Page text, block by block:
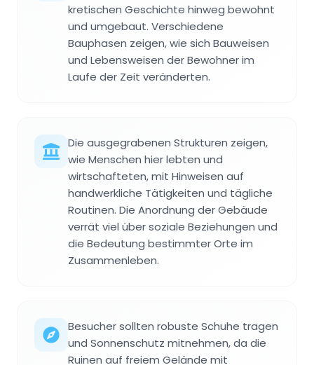
kretischen Geschichte hinweg bewohnt
und umgebaut. Verschiedene
Bauphasen zeigen, wie sich Bauweisen
und Lebensweisen der Bewohner im
Laufe der Zeit veränderten.
Die ausgegrabenen Strukturen zeigen,
wie Menschen hier lebten und
wirtschafteten, mit Hinweisen auf
handwerkliche Tätigkeiten und tägliche
Routinen. Die Anordnung der Gebäude
verrät viel über soziale Beziehungen und
die Bedeutung bestimmter Orte im
Zusammenleben.
Besucher sollten robuste Schuhe tragen
und Sonnenschutz mitnehmen, da die
Ruinen auf freiem Gelände mit